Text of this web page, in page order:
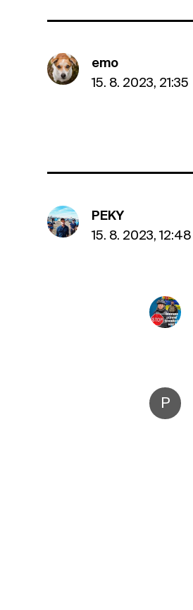
emo
15. 8. 2023, 21:35
PEKY
15. 8. 2023, 12:48
P